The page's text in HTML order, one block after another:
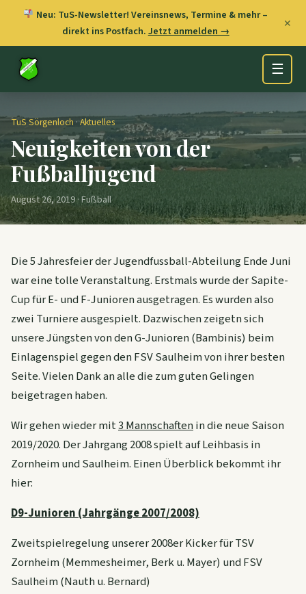
Neu: TuS-Newsletter! Vereinsnews, Termine & mehr –
direkt ins Postfach.Jetzt anmelden →
✕
☰
TuS Sörgenloch · Aktuelles
Neuigkeiten von der
Fußballjugend
August 26, 2019 · Fußball
Die 5 Jahresfeier der Jugendfussball-Abteilung Ende Juni
war eine tolle Veranstaltung. Erstmals wurde der Sapite-
Cup für E- und F-Junioren ausgetragen. Es wurden also
zwei Turniere ausgespielt. Dazwischen zeigetn sich
unsere Jüngsten von den G-Junioren (Bambinis) beim
Einlagenspiel gegen den FSV Saulheim von ihrer besten
Seite. Vielen Dank an alle die zum guten Gelingen
beigetragen haben.
Wir gehen wieder mit3 Mannschaftenin die neue Saison
2019/2020. Der Jahrgang 2008 spielt auf Leihbasis in
Zornheim und Saulheim. Einen Überblick bekommt ihr
hier:
D9-Junioren (Jahrgänge 2007/2008)
Zweitspielregelung unserer 2008er Kicker für TSV
Zornheim(Memmesheimer, Berk u. Mayer) und FSV
Saulheim(Nauth u. Bernard)